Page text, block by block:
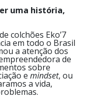
uma história,
colchões Eko’7
em todo o Brasil
a atenção dos
de
sobre
e mindset, ou
a vida,